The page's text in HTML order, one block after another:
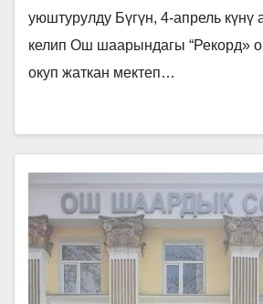
уюштурулду Бүгүн, 4-апрель күнү
келип Ош шаарындагы “Рекорд»
окуп жаткан мектеп…